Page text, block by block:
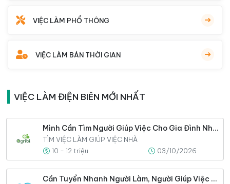
VIỆC LÀM PHỔ THÔNG
VIỆC LÀM BÁN THỜI GIAN
VIỆC LÀM ĐIỆN BIÊN MỚI NHẤT
Mình Cần Tìm Người Giúp Việc Cho Gia Đình Nhà Mình Gấp
TÌM VIỆC LÀM GIÚP VIỆC NHÀ
10 - 12 triệu
03/10/2026
Cần Tuyển Nhanh Người Làm, Người Giúp Việc Cho Gia Đình